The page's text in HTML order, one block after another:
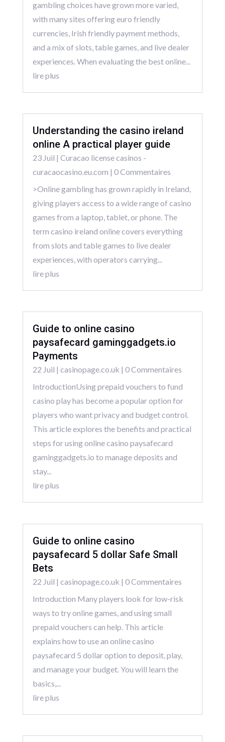
gambling choices have grown more varied,
with many sites offering euro friendly
currencies, Irish friendly payment methods,
and a mix of slots, table games, and live dealer
experiences. When evaluating the best online...
lire plus
Understanding the casino ireland
online A practical player guide
23 Juil | Curacao license casinos -
curacaocasino.eu.com | 0 Commentaires
>Online gambling has grown rapidly in Ireland,
giving players access to a wide range of casino
games from a laptop, tablet, or phone. The
term casino ireland online covers everything
from slots and table games to live dealer
experiences, with operators carrying...
lire plus
Guide to online casino
paysafecard gaminggadgets.io
Payments
22 Juil | casinopage.co.uk | 0 Commentaires
IntroductionUsing prepaid vouchers to fund
casino play has become a popular option for
players who want privacy and budget control.
This article explores the benefits and practical
steps for using online casino paysafecard
gaminggadgets.io to manage deposits and
stay...
lire plus
Guide to online casino
paysafecard 5 dollar Safe Small
Bets
22 Juil | casinopage.co.uk | 0 Commentaires
Introduction Many players look for low-risk
ways to try online games, and using small
prepaid vouchers can help. This article
explains how to use an online casino
paysafecard 5 dollar option to deposit, play,
and manage your budget. You will learn the
basics,...
lire plus